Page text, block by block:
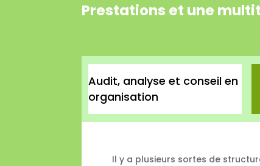
Prestations et une
Audit, analyse et conseil en
organisation
Il y a plusieurs sortes de